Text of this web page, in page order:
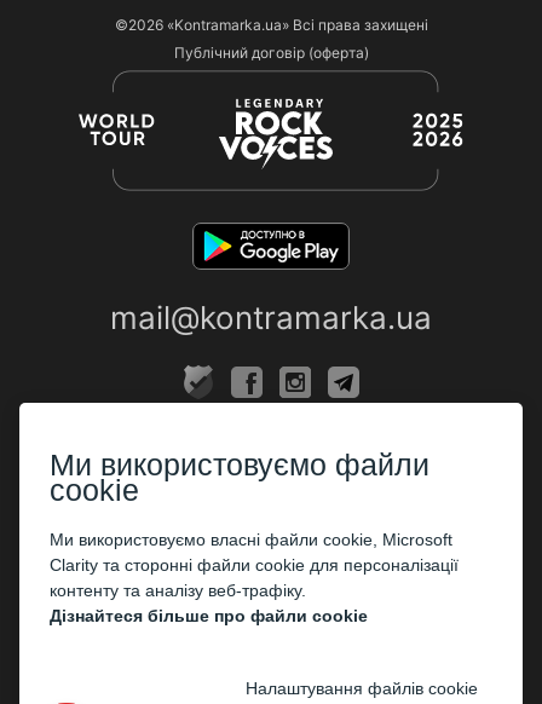
©2026 «Kontramarka.ua»Всі права захищені
Публічний договір (оферта)
mail@kontramarka.ua
Каси
ПАРТНЕРАМ
Організаторам
Корпоративним клієнтам
Ми використовуємо файли
cookie
Ми використовуємо власні файли cookie, Microsoft
Clarity та сторонні файли cookie для персоналізації
контенту та аналізу веб-трафіку.
Дізнайтеся більше про файли cookie
Налаштування файлів cookie